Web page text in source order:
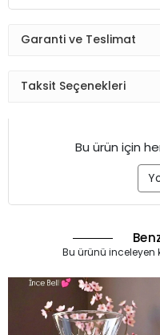
Garanti ve Teslimat
Taksit Seçenekleri
Bu ürün için
Bu ürünü inceleyen